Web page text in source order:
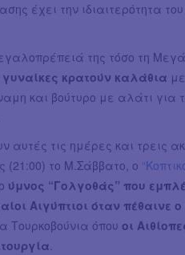
έχει την ιδιαιτερότητα του
της τόσο τη
γυναίκες κρατούν καλάθια
και βούτυρο με αλάτι για
αυτές τις ημέρες και τρεις
(21:00) το Μ.Σάββατο, ο
ύμνος “Γολγοθάς” που
Αιγύπτιοι όταν πέθαινε
Τουρκοβούνια όπου οι
.